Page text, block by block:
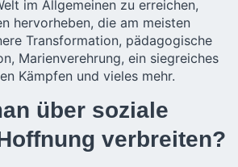
im Allgemeinen zu erreichen,
hervorheben, die am meisten
Transformation, pädagogische
Marienverehrung, ein siegreiches
Kämpfen und vieles mehr.
über soziale
verbreiten?